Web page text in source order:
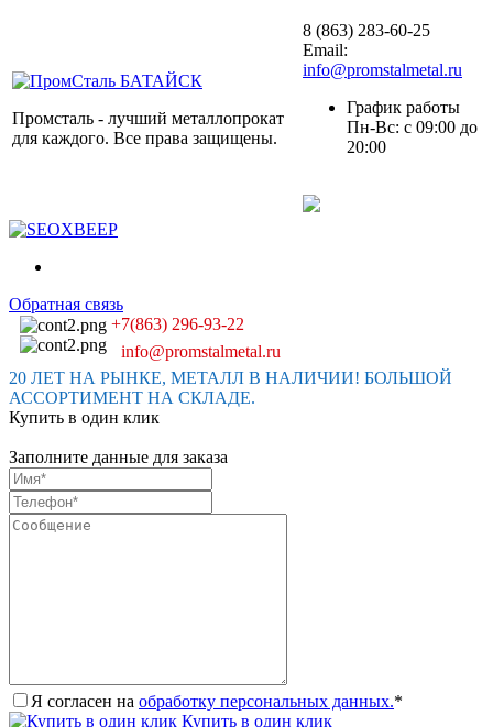
Промсталь - лучший металлопрокат
для каждого. Все права защищены.
8 (863) 283-60-25
Email:
info@promstalmetal.ru
График работы
Пн-Вс: с 09:00 до
20:00
Обратная связь
+7(863) 296-93-22
info@promstalmetal.ru
20 ЛЕТ НА РЫНКЕ, МЕТАЛЛ В НАЛИЧИИ! БОЛЬШОЙ
АССОРТИМЕНТ НА СКЛАДЕ.
Купить в один клик
Заполните данные для заказа
Я согласен на обработку персональных данных.*
Купить в один клик